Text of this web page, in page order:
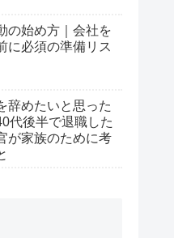
の始め方｜会社を
に必須の準備リス
辞めたいと思った
代後半で退職した
が家族のために考